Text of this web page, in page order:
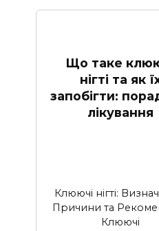
Що таке
нігті та як
запобігти:
лікування
Клюючі нігті:
Причини та
Клюючі